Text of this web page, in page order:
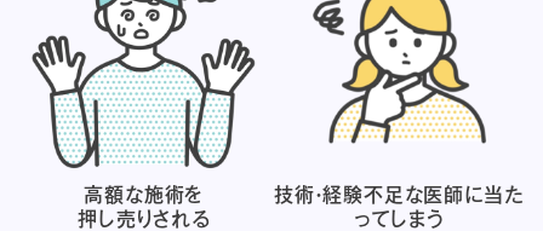
高額な施術を
押し売りされる
技術・経験不足な医師に当た
ってしまう